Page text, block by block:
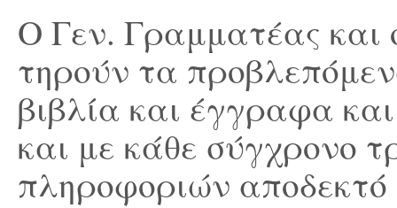
Ο Γεν. Γραμματέας και
τηρούν τα
βιβλία και έγγραφα
και με κάθε σύγχρονο
πληροφοριών